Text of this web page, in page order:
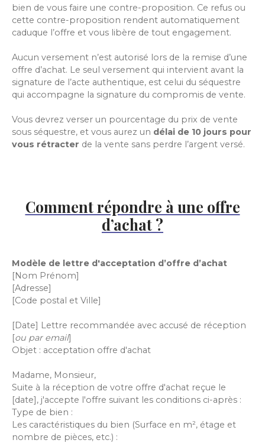
bien de vous faire une contre-proposition. Ce refus ou
cette contre-proposition rendent automatiquement
caduque l’offre et vous libère de tout engagement.
Aucun versement n’est autorisé lors de la remise d’une
offre d’achat. Le seul versement qui intervient avant la
signature de l’acte authentique, est celui du séquestre
qui accompagne la signature du compromis de vente.
Vous devrez verser un pourcentage du prix de vente
sous séquestre, et vous aurez un délai de 10 jours pour
vous rétracter de la vente sans perdre l’argent versé.
Comment répondre à une offre
d’achat ?
Modèle de lettre d'acceptation d’offre d’achat
[Nom Prénom]
[Adresse]
[Code postal et Ville]
[Date] Lettre recommandée avec accusé de réception
[ou par email]
Objet : acceptation offre d'achat
Madame, Monsieur,
Suite à la réception de votre offre d'achat reçue le
[date], j'accepte l'offre suivant les conditions ci-après :
Type de bien :
Les caractéristiques du bien (Surface en m², étage et
nombre de pièces, etc.) :